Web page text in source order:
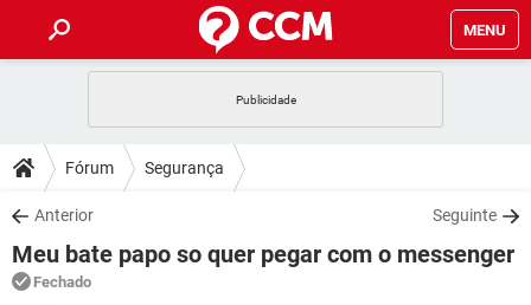
MENU
CELULAR
OUTLOOK
INSTAGRAM GMAIL
GUIA DE COMPRAS
DICAS
JOGOS
OUTLOOK
DOWNLOADS
JOGOS WHATSAPP
CELULAR
FÓRUM
Fórum Segurança
Anterior Seguinte
Meu bate papo so quer pegar com o messenger
Fechado